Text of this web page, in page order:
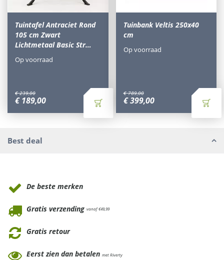
Tuintafel Antraciet Rond
105 cm Zwart
Lichtmetaal Basic Str…
€ 239,00
€ 189,00
Op voorraad
Tuinbank Veltis 250x40
cm
€ 789,00
€ 399,00
Op voorraad
Best deal
De beste merken
Gratis verzending vanaf €49,99
Gratis retour
Eerst zien dan betalen met Riverty